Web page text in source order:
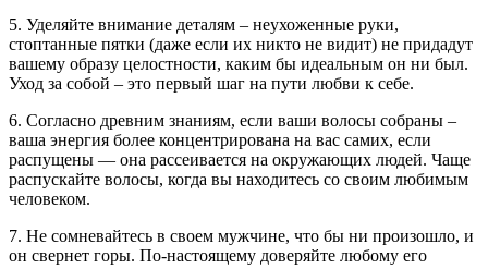
5. Уделяйте внимание деталям – неухоженные руки,
стоптанные пятки (даже если их никто не видит) не придадут
вашему образу целостности, каким бы идеальным он ни был.
Уход за собой – это первый шаг на пути любви к себе.
6. Согласно древним знаниям, если ваши волосы собраны –
ваша энергия более концентрирована на вас самих, если
распущены — она рассеивается на окружающих людей. Чаще
распускайте волосы, когда вы находитесь со своим любимым
человеком.
7. Не сомневайтесь в своем мужчине, что бы ни произошло, и
он свернет горы. По-настоящему доверяйте любому его